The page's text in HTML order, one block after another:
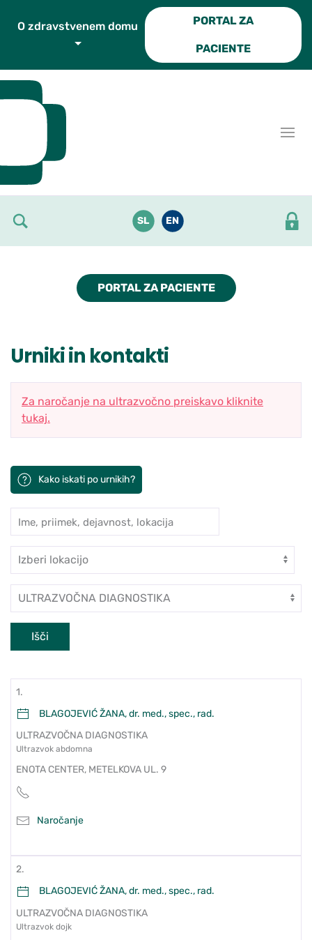
PORTAL ZA
PACIENTE
SL EN
PORTAL ZA PACIENTE
Urniki in kontakti
Za naročanje na ultrazvočno preiskavo kliknite
tukaj.
Kako iskati po urnikih?
Iskanje po ambulantah in
Ime, priimek, dejavnost, lokacija
Enota
Dejavnost
Išči
1.
BLAGOJEVIĆ ŽANA, dr. med., spec., rad.
ULTRAZVOČNA DIAGNOSTIKA
Ultrazvok abdomna
ENOTA CENTER, METELKOVA UL. 9
Naročanje
2.
BLAGOJEVIĆ ŽANA, dr. med., spec., rad.
ULTRAZVOČNA DIAGNOSTIKA
Ultrazvok dojk